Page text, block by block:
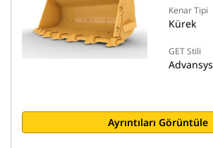
Kenar Tipi
Kürek
GET Stili
Advansys
Ayrıntıları Görüntüle